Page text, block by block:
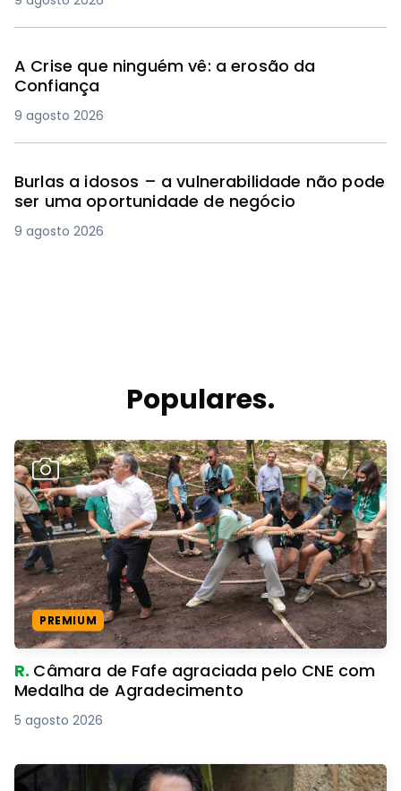
A Crise que ninguém vê: a erosão da
Confiança
9 agosto 2026
Burlas a idosos – a vulnerabilidade não pode
ser uma oportunidade de negócio
9 agosto 2026
Populares.
PREMIUM
R. Câmara de Fafe agraciada pelo CNE com
Medalha de Agradecimento
5 agosto 2026